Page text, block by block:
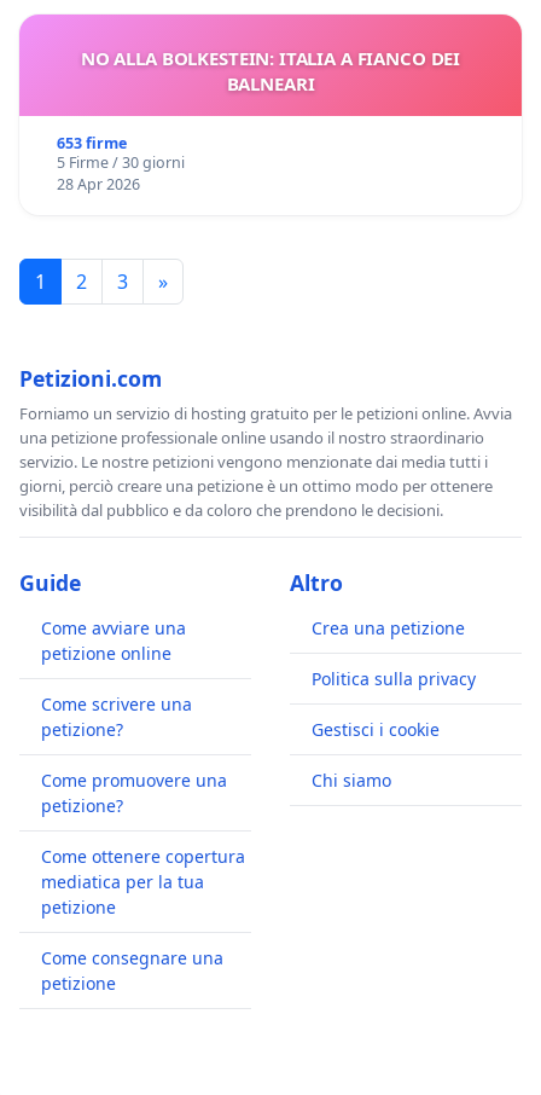
NO ALLA BOLKESTEIN: ITALIA A FIANCO DEI
BALNEARI
653 firme
5 Firme / 30 giorni
28 Apr 2026
1 2 3 »
Petizioni.com
Forniamo un servizio di hosting gratuito per le petizioni online. Avvia
una petizione professionale online usando il nostro straordinario
servizio. Le nostre petizioni vengono menzionate dai media tutti i
giorni, perciò creare una petizione è un ottimo modo per ottenere
visibilità dal pubblico e da coloro che prendono le decisioni.
Guide
Come avviare una
petizione online
Come scrivere una
petizione?
Come promuovere una
petizione?
Come ottenere copertura
mediatica per la tua
petizione
Come consegnare una
petizione
Altro
Crea una petizione
Politica sulla privacy
Gestisci i cookie
Chi siamo